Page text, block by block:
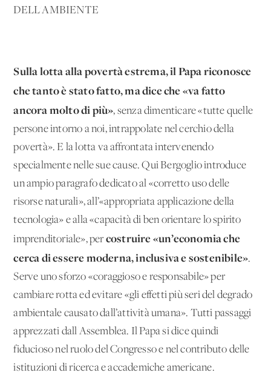
DELL'AMBIENTE
Sulla lotta alla povertà estrema, il Papa riconosce
che tanto è stato fatto, ma dice che «va fatto
ancora molto di più», senza dimenticare «tutte quelle
persone intorno a noi, intrappolate nel cerchio della
povertà». E la lotta va affrontata intervenendo
specialmente nelle sue cause. Qui Bergoglio introduce
un ampio paragrafo dedicato al «corretto uso delle
risorse naturali», all’«appropriata applicazione della
tecnologia» e alla «capacità di ben orientare lo spirito
imprenditoriale», per costruire «un’economia che
cerca di essere moderna, inclusiva e sostenibile».
Serve uno sforzo «coraggioso e responsabile» per
cambiare rotta ed evitare «gli effetti più seri del degrado
ambientale causato dall’attività umana». Tutti passaggi
apprezzati dall'Assemblea. Il Papa si dice quindi
fiducioso nel ruolo del Congresso e nel contributo delle
istituzioni di ricerca e accademiche americane.